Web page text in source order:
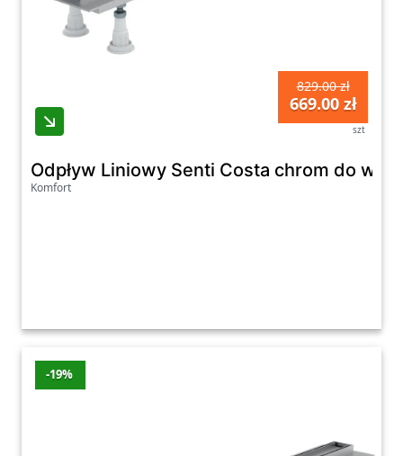
829.00 zł
669.00 zł
szt
Odpływ Liniowy Senti Costa chrom do
Komfort
-19%